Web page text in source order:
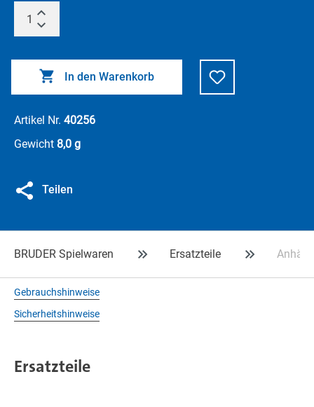
In den Warenkorb
Artikel Nr. 40256
Gewicht 8,0 g
Teilen
BRUDER Spielwaren Ersatzteile
Gebrauchshinweise
Sicherheitshinweise
Ersatzteile